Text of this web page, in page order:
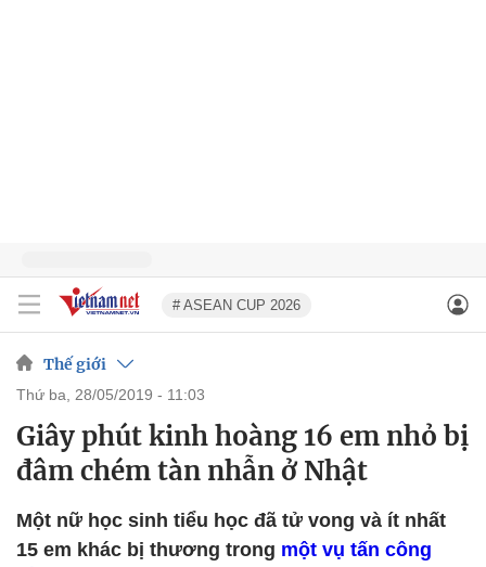
# ASEAN CUP 2026
Thế giới
thứ ba, 28/05/2019 - 11:03
Giây phút kinh hoàng 16 em nhỏ bị
đâm chém tàn nhẫn ở Nhật
Một nữ học sinh tiểu học đã tử vong và ít nhất
15 em khác bị thương trong một vụ tấn công